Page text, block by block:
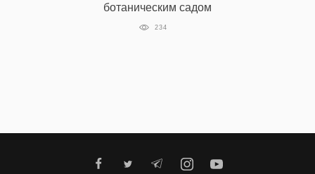
ботаническим садом
234